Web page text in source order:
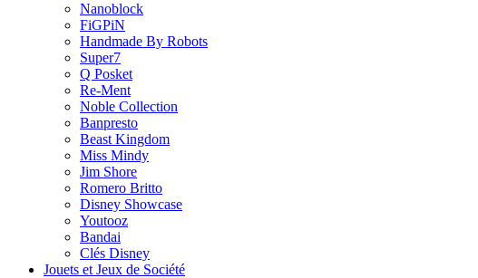
Nanoblock
FiGPiN
Handmade By Robots
Super7
Q Posket
Re-Ment
Noble Collection
Banpresto
Beast Kingdom
Miss Mindy
Jim Shore
Romero Britto
Disney Showcase
Youtooz
Bandai
Clés Disney
Jouets et Jeux de Société